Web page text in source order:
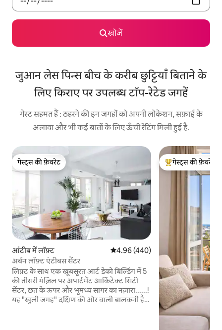
खोजें
जुआन लेस पिन्स बीच के करीब छुट्टियाँ बिताने के
लिए किराए पर उपलब्ध टॉप-रेटेड जगहें
गेस्ट सहमत हैं : ठहरने की इन जगहों को अपनी लोकेशन, सफ़ाई के
अलावा और भी कई बातों के लिए ऊँची रेटिंग मिली हुई है.
गेस्ट्स की फ़ेवरेट
गेस्ट्स की फ़ेवरेट
आंटीब में लॉफ़्ट औसत रेटिंग 5 में से 4.96, 440 समीक्षाएँ
4.96 (440)
अर्बन लॉफ़्ट एंटीबस सेंटर
लिफ़्ट के साथ एक खूबसूरत आर्ट डेको बिल्डिंग में 5
की तीसरी मंज़िल पर अपार्टमेंट आर्किटेक्ट सिटी
सेंटर, छत के ऊपर और भूमध्य सागर का नज़ारा......!
यह "खुली जगह" दक्षिण की ओर वाली बालकनी है
गेस्ट्स का टॉप फ़ेवरेट
गेस्ट्स की फ़ेवरेट